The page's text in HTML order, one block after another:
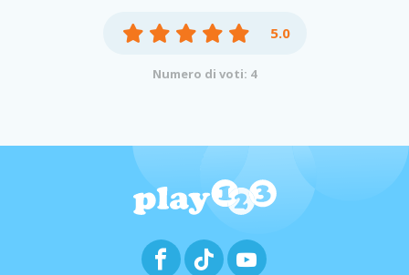
5.0
Numero di voti: 4